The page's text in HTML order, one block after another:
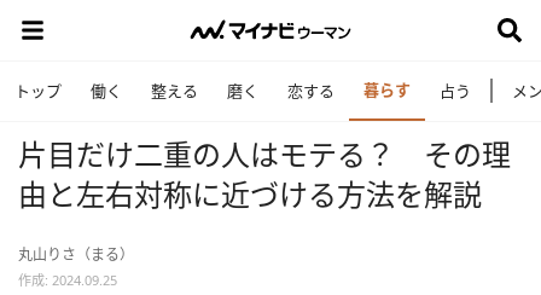
トップ 働く 整える 磨く 恋する 暮らす 占う メ
片目だけ二重の人はモテる？ その理
由と左右対称に近づける方法を解説
丸山りさ（まる）
作成: 2024.09.25